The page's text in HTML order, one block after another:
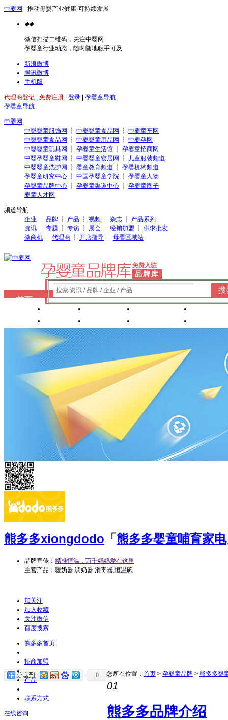
中婴网 - 推动母婴产业健康·可持续发展
◆◆
微信扫描二维码，关注中婴网
孕婴童行业动态，随时随地触手可及
新浪微博
腾讯微博
手机版
代理商登记 免费注册 登录
孕婴童导航
孕婴童导航
中婴网
中婴婴童服饰网
┆ 中婴婴童食品网 ┆ 中婴童车网
中婴婴童食品网
┆ 中婴婴童用品网 ┆ 中婴孕网
中婴婴童玩具网
┆ 孕婴童生活馆 ┆ 孕婴童招商网
中婴孕婴童鞋网
┆ 中婴婴童寝居网 ┆
儿童服装频道
中婴婴童洗护网
┆ 婴童教育频道 ┆ 孕婴机构频道
孕婴童研究中心 ┆ 中国孕婴童学院 ┆ 孕婴童人物
孕婴童品牌中心 ┆ 孕婴童渠道中心 ┆ 孕婴童圈子
婴童人才网
频道导航
企业 ┆ 品牌 ┆ 产品 ┆ 视频 ┆ 杂志 ┆ 产品系列
资讯 ┆ 专题 ┆ 专访 ┆ 展会 ┆ 经销加盟 ┆ 供求批发
微商机 ┆ 代理商 ┆ 开店指导 ┆ 母婴区域站
免费入驻
品牌库
搜索 资讯 / 品牌 / 企业 / 产品
搜
首页
熊多多xiongdodo 「熊多多婴童哺育家电
品牌宣传： 精准恒温，万千妈妈爱在这里
主营产品：暖奶器,调奶器,消毒器,恒温碗
加关注
加入收藏
关注微信
百度搜索
熊多多首页
招商加盟
产品
联系方式
在线咨询
0 您所在位置： 首页 > 孕婴童品牌 > 熊多多婴
01
熊多多品牌介绍